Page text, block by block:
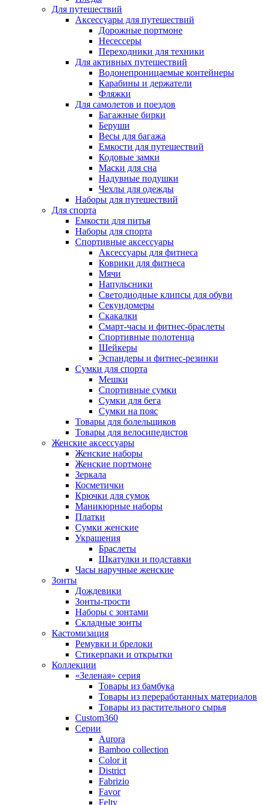
Для путешествий
Аксессуары для путешествий
Дорожные портмоне
Несессеры
Переходники для техники
Для активных путешествий
Водонепроницаемые контейнеры
Карабины и держатели
Фляжки
Для самолетов и поездов
Багажные бирки
Беруши
Весы для багажа
Емкости для путешествий
Кодовые замки
Маски для сна
Надувные подушки
Чехлы для одежды
Наборы для путешествий
Для спорта
Емкости для питья
Наборы для спорта
Спортивные аксессуары
Аксессуары для фитнеса
Коврики для фитнеса
Мячи
Напульсники
Светодиодные клипсы для обуви
Секундомеры
Скакалки
Смарт-часы и фитнес-браслеты
Спортивные полотенца
Шейкеры
Эспандеры и фитнес-резинки
Сумки для спорта
Мешки
Спортивные сумки
Сумки для бега
Сумки на пояс
Товары для болельщиков
Товары для велосипедистов
Женские аксессуары
Женские наборы
Женские портмоне
Зеркала
Косметички
Крючки для сумок
Маникюрные наборы
Платки
Сумки женские
Украшения
Браслеты
Шкатулки и подставки
Часы наручные женские
Зонты
Дождевики
Зонты-трости
Наборы с зонтами
Складные зонты
Кастомизация
Ремувки и брелоки
Стикерпаки и открытки
Коллекции
«Зеленая» серия
Товары из бамбука
Товары из переработанных материалов
Товары из растительного сырья
Custom360
Серии
Aurora
Bamboo collection
Color it
District
Fabrizio
Favor
Felty